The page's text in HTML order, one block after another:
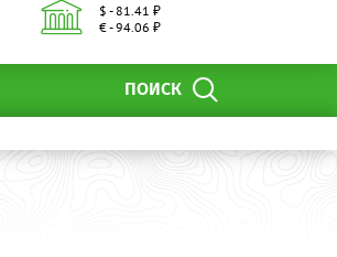
$ - 81.41 ₽
€ - 94.06 ₽
ПОИСК